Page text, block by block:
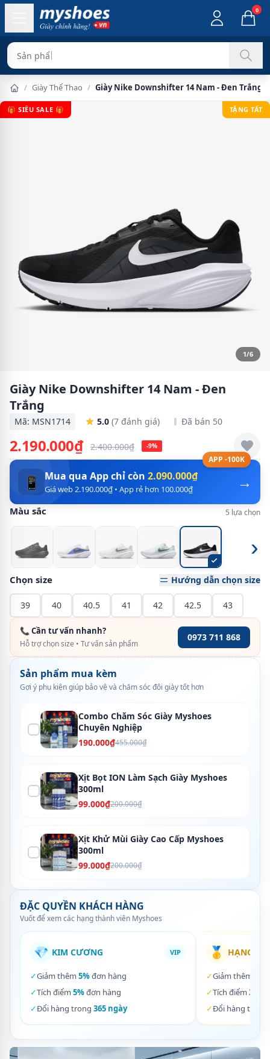
0
Sản phẩm chính hãn
/ Giày Thể Thao / Giày Nike Downshifter 14 Nam - Đen Trắng
🎁 SIÊU SALE 🎁 TẶNG TẤT
1/6
Giày Nike Downshifter 14 Nam - Đen
Trắng
Mã: MSN1714 5.0 (7 đánh giá) Đã bán 50
2.190.000₫ 2.400.000₫ -9%
APP -100K
→
📱 Mua qua App chỉ còn 2.090.000₫
Giá web 2.190.000₫ • App rẻ hơn 100.000₫
Màu sắc 5 lựa chọn
›
Chọn size Hướng dẫn chọn size
39 40 40.5 41 42 42.5 43
📞 Cần tư vấn nhanh?
Hỗ trợ chọn size • Tư vấn sản phẩm
0973 711 868
Sản phẩm mua kèm
Gợi ý phụ kiện giúp bảo vệ và chăm sóc đôi giày tốt hơn
Combo Chăm Sóc Giày Myshoes
Chuyên Nghiệp
190.000₫455.000₫
Xịt Bọt ION Làm Sạch Giày Myshoes
300ml
99.000₫200.000₫
Xịt Khử Mùi Giày Cao Cấp Myshoes
300ml
99.000₫200.000₫
ĐẶC QUYỀN KHÁCH HÀNG
Vuốt để xem các hạng thành viên Myshoes
💎 KIM CƯƠNG VIP
✓Giảm thêm 5%đơn hàng
✓Tích điểm 5%đơn hàng
✓Đổi hàng trong 365 ngày
🥇 HẠNG
✓Giảm thêm
✓Tích điểm 3%
✓Đổi hàng trong